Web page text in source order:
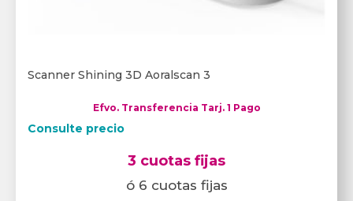
Scanner Shining 3D Aoralscan 3
Efvo. Transferencia Tarj. 1 Pago
Consulte precio
3 cuotas fijas
ó 6 cuotas fijas